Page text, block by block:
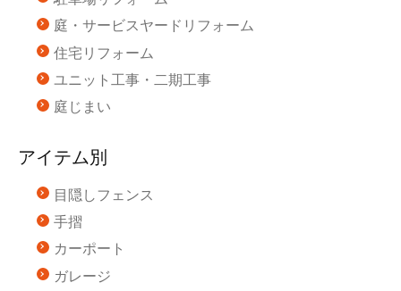
庭・サービスヤードリフォーム
住宅リフォーム
ユニット工事・二期工事
庭じまい
アイテム別
目隠しフェンス
手摺
カーポート
ガレージ